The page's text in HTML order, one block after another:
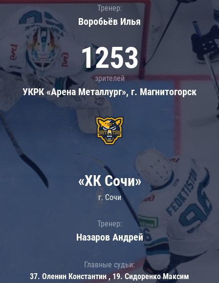
Тренер:
Воробьёв Илья
1253
зрителей
УКРК «Арена Металлург», г. Магнитогорск
«ХК Сочи»
г. Сочи
Тренер:
Назаров Андрей
Главные судьи:
37. Оленин Константин , 19. Сидоренко Максим